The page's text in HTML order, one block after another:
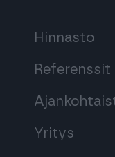
Hinnasto
Referenssit
Yritys